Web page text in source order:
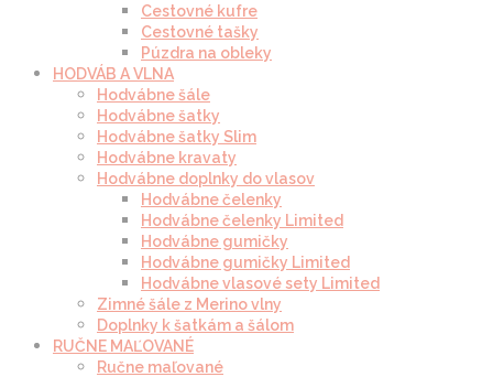
Cestovné kufre
Cestovné tašky
Púzdra na obleky
HODVÁB A VLNA
Hodvábne šále
Hodvábne šatky
Hodvábne šatky Slim
Hodvábne kravaty
Hodvábne doplnky do vlasov
Hodvábne čelenky
Hodvábne čelenky Limited
Hodvábne gumičky
Hodvábne gumičky Limited
Hodvábne vlasové sety Limited
Zimné šále z Merino vlny
Doplnky k šatkám a šálom
RUČNE MAĽOVANÉ
Ručne maľované